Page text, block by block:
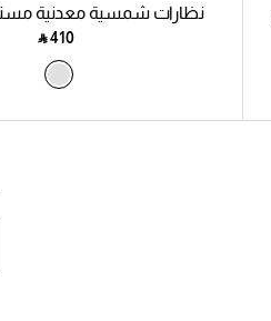
نظارات شمسية معدنية
‎ ⃁ ⁦410⁩ ‎